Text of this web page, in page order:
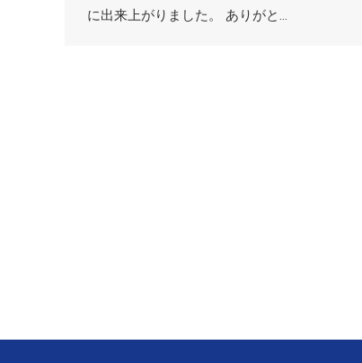
に出来上がりました。 ありがと…